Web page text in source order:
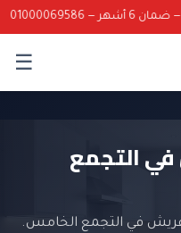
01000069586
☰
التجمع
في التجمع الخامس.